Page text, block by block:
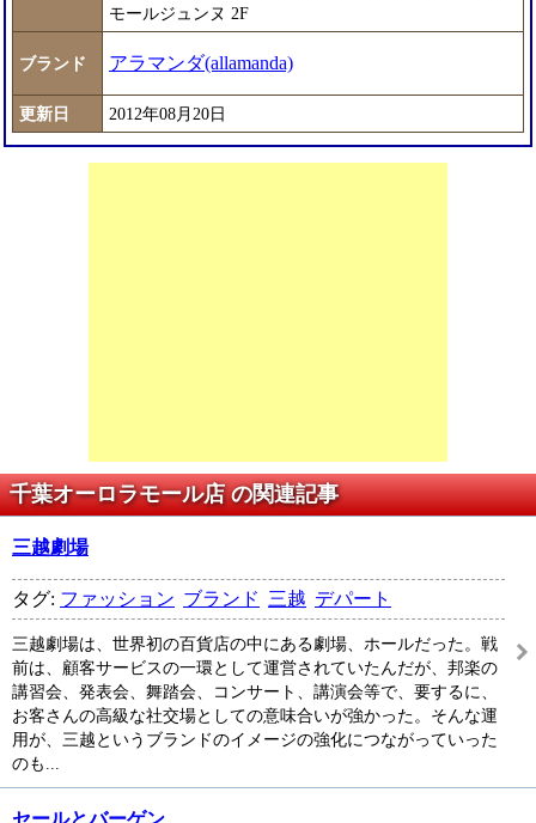
モールジュンヌ 2F
ブランド アラマンダ(allamanda)
更新日 2012年08月20日
千葉オーロラモール店 の関連記事
三越劇場
タグ: ファッション ブランド 三越 デパート
三越劇場は、世界初の百貨店の中にある劇場、ホールだった。戦
前は、顧客サービスの一環として運営されていたんだが、邦楽の
講習会、発表会、舞踏会、コンサート、講演会等で、要するに、
お客さんの高級な社交場としての意味合いが強かった。そんな運
用が、三越というブランドのイメージの強化につながっていった
のも...
セールとバーゲン